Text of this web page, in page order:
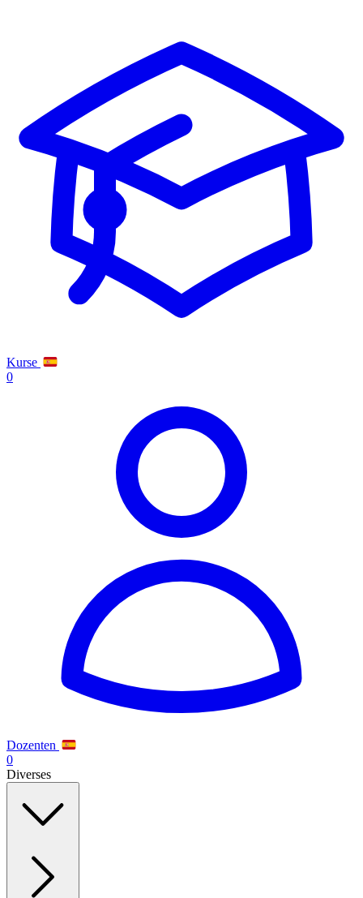
Kurse
0
Dozenten
0
Diverses